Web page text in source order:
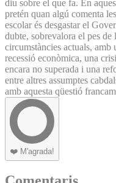
diu sobre el que fa. En
pretén quan algú comenta
escolar és desgastar el
dubte, sobrevalora el pes de
circumstàncies actuals, amb
recessió econòmica, una
encara no superada i una
entre altres assumptes
amb aquesta qüestió
❤️ M'agrada!